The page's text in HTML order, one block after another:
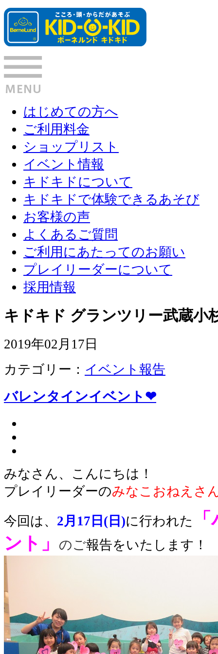
はじめての方へ
ご利用料金
ショップリスト
イベント情報
キドキドについて
キドキドで体験できるあそび
お客様の声
よくあるご質問
ご利用にあたってのお願い
プレイリーダーについて
採用情報
キドキド グランツリー武蔵小
2019年02月17日
カテゴリー： イベント報告
バレンタインイベント❤
みなさん、こんにちは！
プレイリーダーのみなこおねえさ
今回は、 2月17 日(日)に行われた
ント」
のご報告をいたします！